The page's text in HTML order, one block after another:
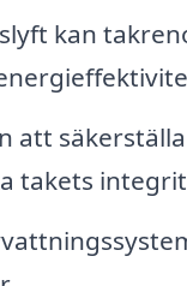
kan
att
takets